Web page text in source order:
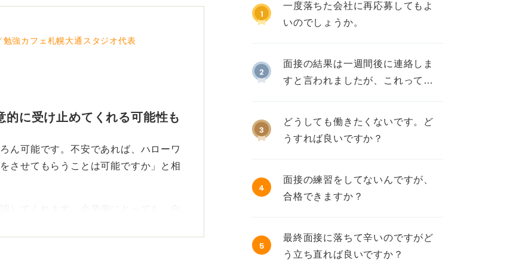
強カフェ札幌大通スタジオ代表
に受け止めてくれる可能性も
ん可能です。不安であれば、ハローワ
させてもらうことは可能ですか」と相
してくれます。企業側にとっても、自
1
一度落ちた会社に再応募してもよ
いのでしょうか。
2
面接の結果は一週間後に連絡しま
すと言われましたが、これって不
3
どうしても働きたくないです。ど
うすれば良いですか？
4
面接の練習をしてないんですが、
合格できますか？
5
最終面接に落ちて辛いのですがど
う立ち直れば良いですか？